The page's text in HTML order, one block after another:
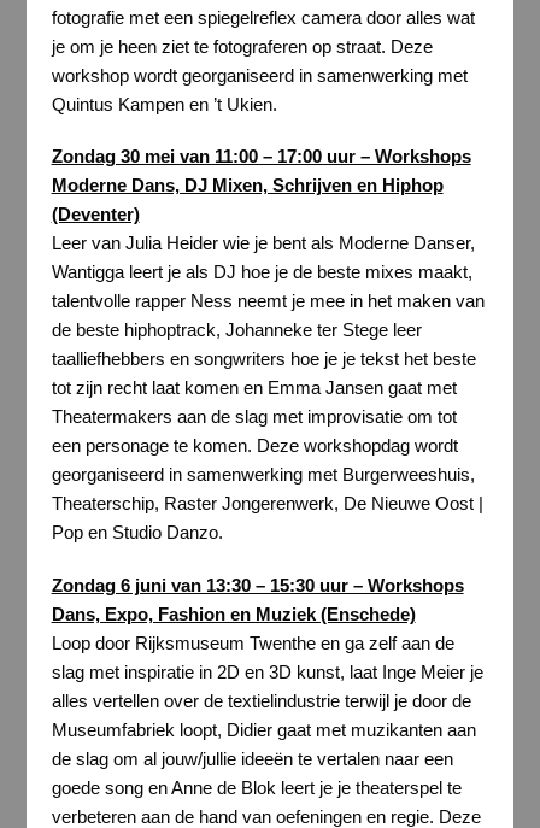
fotografie met een spiegelreflex camera door alles wat
je om je heen ziet te fotograferen op straat. Deze
workshop wordt georganiseerd in samenwerking met
Quintus Kampen en ’t Ukien.
Zondag 30 mei van 11:00 – 17:00 uur – Workshops
Moderne Dans, DJ Mixen, Schrijven en Hiphop
(Deventer)
Leer van Julia Heider wie je bent als Moderne Danser,
Wantigga leert je als DJ hoe je de beste mixes maakt,
talentvolle rapper Ness neemt je mee in het maken van
de beste hiphoptrack, Johanneke ter Stege leer
taalliefhebbers en songwriters hoe je je tekst het beste
tot zijn recht laat komen en Emma Jansen gaat met
Theatermakers aan de slag met improvisatie om tot
een personage te komen. Deze workshopdag wordt
georganiseerd in samenwerking met Burgerweeshuis,
Theaterschip, Raster Jongerenwerk, De Nieuwe Oost |
Pop en Studio Danzo.
Zondag 6 juni van 13:30 – 15:30 uur – Workshops
Dans, Expo, Fashion en Muziek (Enschede)
Loop door Rijksmuseum Twenthe en ga zelf aan de
slag met inspiratie in 2D en 3D kunst, laat Inge Meier je
alles vertellen over de textielindustrie terwijl je door de
Museumfabriek loopt, Didier gaat met muzikanten aan
de slag om al jouw/jullie ideeën te vertalen naar een
goede song en Anne de Blok leert je je theaterspel te
verbeteren aan de hand van oefeningen en regie. Deze